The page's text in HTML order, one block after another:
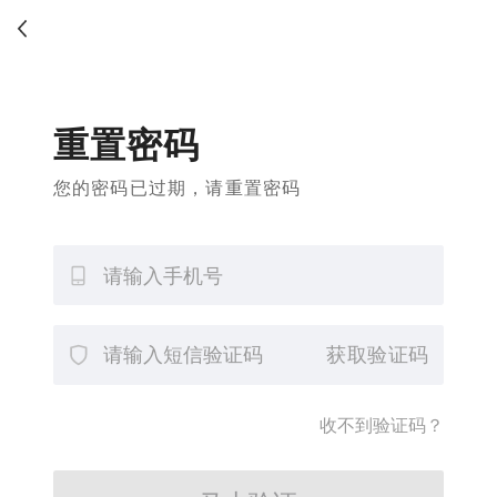
重置密码
您的密码已过期，请重置密码
获取验证码
收不到验证码？